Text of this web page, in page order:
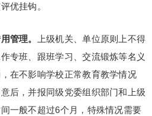
优挂钩。
管理。
上级机关、单位原则上不得
专班、跟班学习、交流锻炼等名义
在不影响学校正常教育教学情况
后，并报同级党委组织部门和上级
一般不超过6个月，特殊情况需要